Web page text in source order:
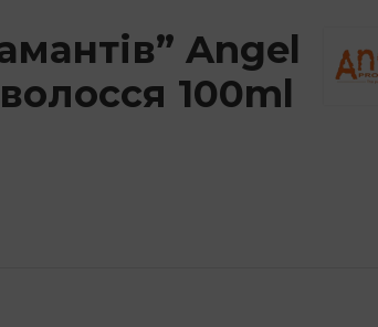
Angel
100ml